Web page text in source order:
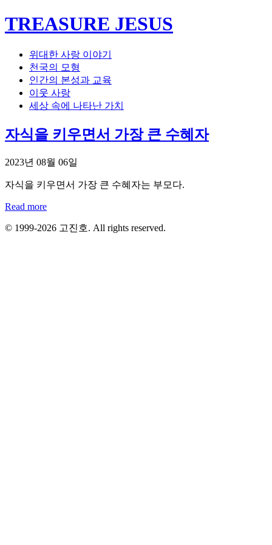
TREASURE JESUS
위대한 사랑 이야기
천국의 모형
인간의 본성과 교육
이웃 사랑
세상 속에 나타난 가치
자식을 키우면서 가장 큰 수혜자
2023년 08월 06일
자식을 키우면서 가장 큰 수혜자는 부모다.
Read more
© 1999-2026 고진호. All rights reserved.